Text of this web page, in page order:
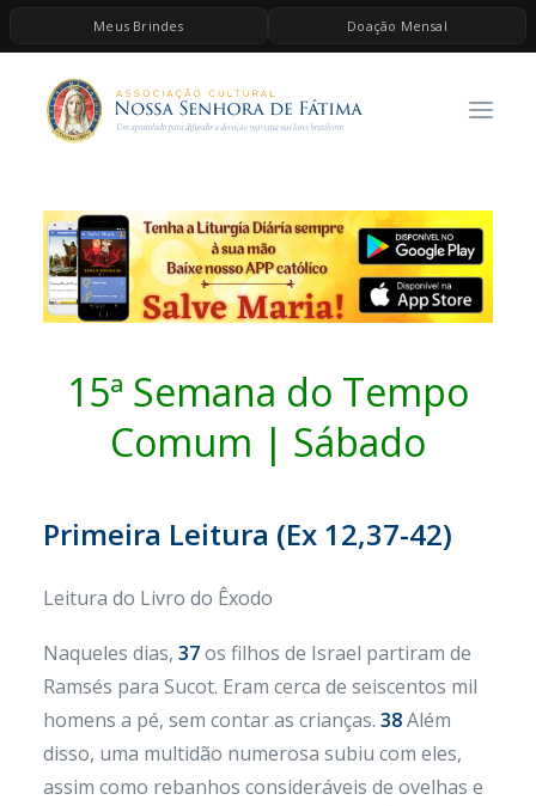
Meus Brindes Doação Mensal
HOME
A ASSOCIAÇÃO
ESPIRITUALIDADE
AS MELHORES MÚSICAS CATÓLICAS
BRINDES
15ª Semana do Tempo
Comum | Sábado
Primeira Leitura (Ex 12,37-42)
Leitura do Livro do Êxodo
Naqueles dias, 37os filhos de Israel partiram de
Ramsés para Sucot. Eram cerca de seiscentos mil
homens a pé, sem contar as crianças. 38Além
disso, uma multidão numerosa subiu com eles,
assim como rebanhos consideráveis de ovelhas e